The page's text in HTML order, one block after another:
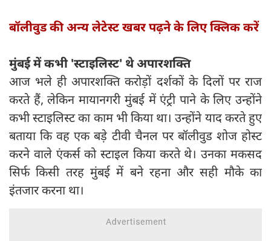
बॉलीवुड की अन्य लेटेस्ट खबर पढ़ने के लिए क्लिक करें
मुंबई में कभी 'स्टाइलिस्ट' थे अपारशक्ति
आज भले ही अपारशक्ति करोड़ों दर्शकों के दिलों पर राज
करते हैं, लेकिन मायानगरी मुंबई में एंट्री पाने के लिए उन्होंने
कभी स्टाइलिस्ट का काम भी किया था। उन्होंने याद करते हुए
बताया कि वह एक बड़े टीवी चैनल पर बॉलीवुड शोज होस्ट
करने वाले एंकर्स को स्टाइल किया करते थे। उनका मकसद
सिर्फ किसी तरह मुंबई में बने रहना और सही मौके का
इंतजार करना था।